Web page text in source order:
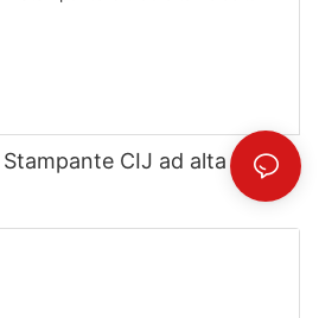
Stampante CIJ ad alta